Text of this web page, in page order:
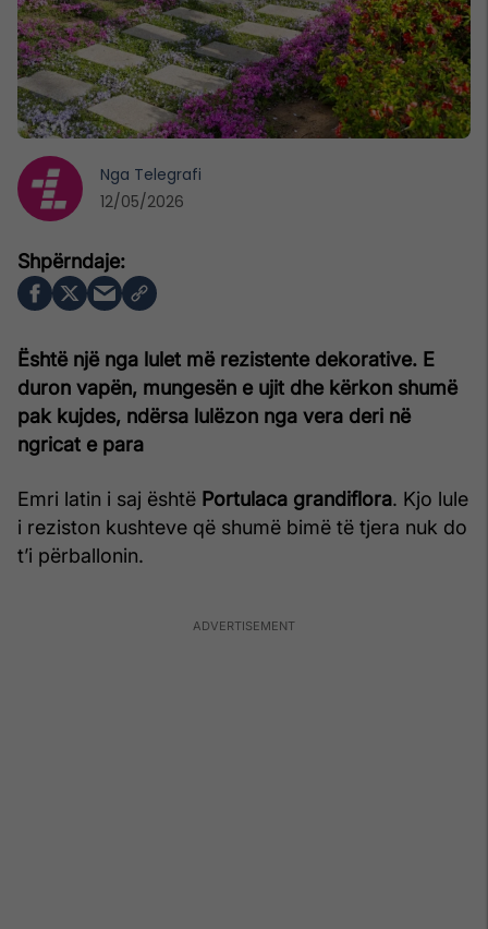
Është një nga lulet më rezistente dekorative. E
duron vapën, mungesën e ujit dhe kërkon shumë
pak kujdes, ndërsa lulëzon nga vera deri në
ngricat e para
Emri latin i saj është Portulaca grandiflora. Kjo lule
i reziston kushteve që shumë bimë të tjera nuk do
t’i përballonin.
Nga Telegrafi
12/05/2026